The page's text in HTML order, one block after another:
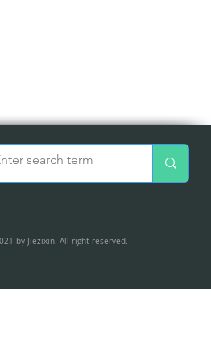
by Jiezixin. All right reserved.